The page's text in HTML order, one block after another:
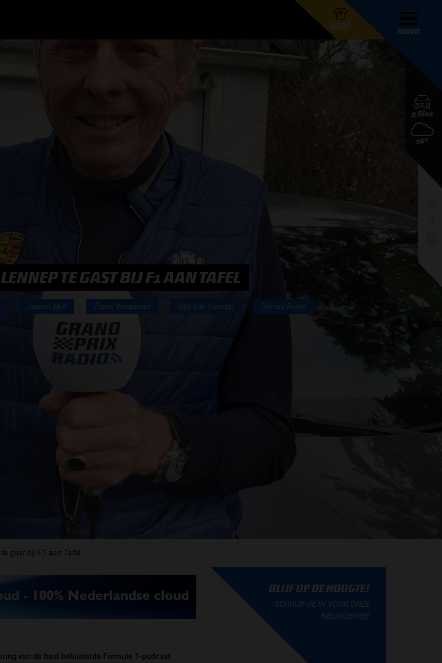
SHOP
MENU
9 files
26°
TE GAST BIJ F1 AAN TAFEL
Jeroen Mul Frans Verschuur Gijs van Lennep Dennis Ruyer
gast bij F1 aan Tafel
van de best beluisterde Formule 1-podcast
BLIJF OP DE HOOGTE!
SCHRIJF JE IN VOOR ONZE
NIEUWSBRIEF
F1 COUREURS KAMPIOENSCHAP
F1 TEAMS KAMPIOENSCHAP
MAX VERSTAPPEN
RACE GEMIST
AANMELDEN NIEUWSBRIEF